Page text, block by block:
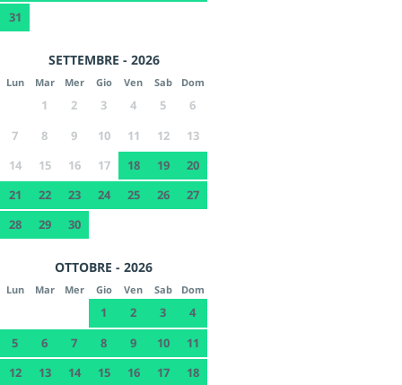
31
SETTEMBRE - 2026
Lun Mar Mer Gio Ven Sab Dom
1 2 3 4 5
6
7
8 9 10 11 12
13
14
15 16 17 18 19
20
21
22 23 24 25 26
27
28
29 30
OTTOBRE - 2026
Lun Mar Mer Gio Ven Sab Dom
1 2 3
4
5
6 7 8 9 10
11
12
13 14 15 16 17 18